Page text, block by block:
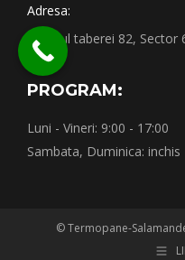
Adresa:
Drumul taberei 82, Sector
PROGRAM:
Luni - Vineri: 9:00 - 17:00
Sambata, Duminica: inchis
© Termopane-